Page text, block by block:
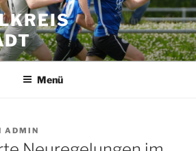
D
Menü
ADMIN